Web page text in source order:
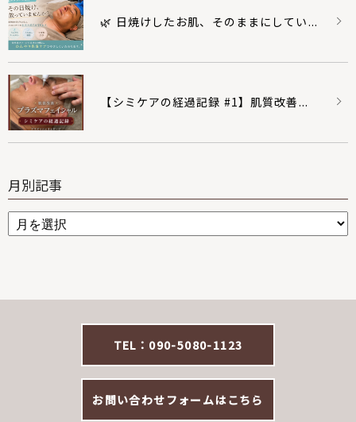
🌿 日焼けしたお肌、そのままにしてい...
【シミケアの経過記録 #1】肌質改善...
月別記事
TEL：090-5080-1123
お問い合わせフォームはこちら